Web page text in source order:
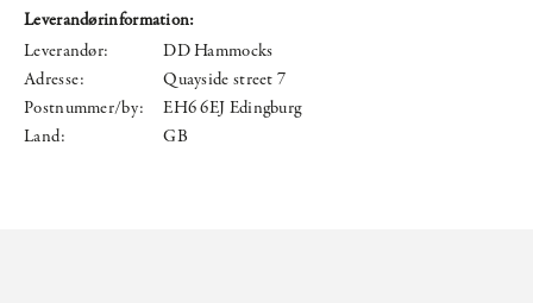
Leverandørinformation:
Leverandør:
DD Hammocks
Adresse:
Quayside street 7
Postnummer/by:
EH6 6EJ Edingburg
Land:
GB